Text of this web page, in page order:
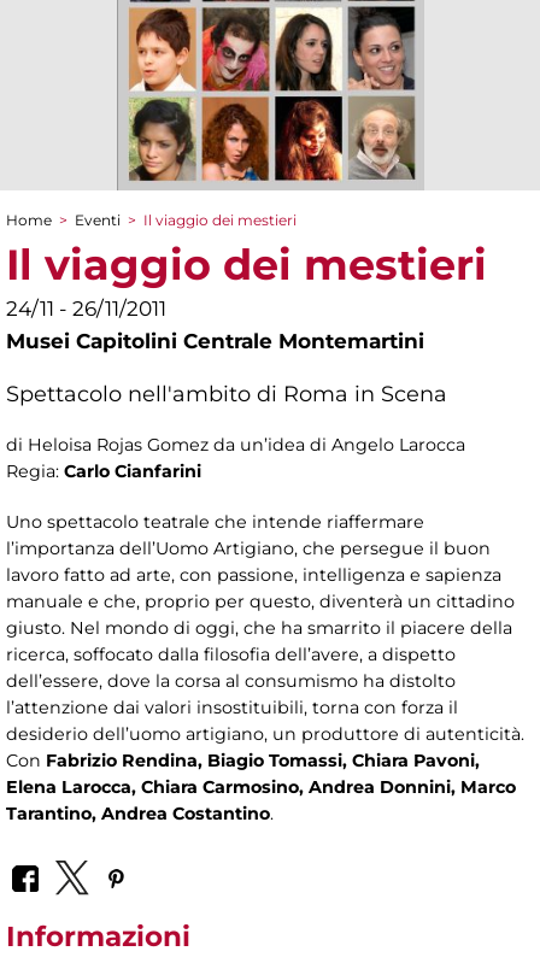
Tu sei qui
Home > Eventi > Il viaggio dei mestieri
Il viaggio dei mestieri
24/11 - 26/11/2011
Musei Capitolini Centrale Montemartini
Spettacolo nell'ambito di Roma in Scena
di Heloisa Rojas Gomez da un’idea di Angelo Larocca
Regia: Carlo Cianfarini
Uno spettacolo teatrale che intende riaffermare
l’importanza dell’Uomo Artigiano, che persegue il buon
lavoro fatto ad arte, con passione, intelligenza e sapienza
manuale e che, proprio per questo, diventerà un cittadino
giusto. Nel mondo di oggi, che ha smarrito il piacere della
ricerca, soffocato dalla filosofia dell’avere, a dispetto
dell’essere, dove la corsa al consumismo ha distolto
l’attenzione dai valori insostituibili, torna con forza il
desiderio dell’uomo artigiano, un produttore di autenticità.
Con Fabrizio Rendina, Biagio Tomassi, Chiara Pavoni,
Elena Larocca, Chiara Carmosino, Andrea Donnini, Marco
Tarantino, Andrea Costantino.
Informazioni